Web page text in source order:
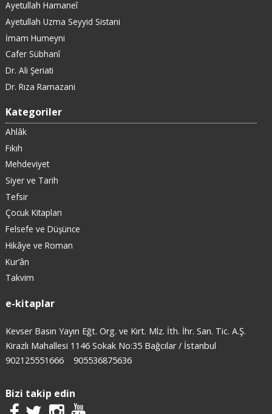
Ayetullah Hamaneî
Ayetullah Uzma Seyyid Sistani
İmam Humeyni
Cafer Sübhanî
Dr. Ali Şeriati
Dr. Rıza Ramazani
Kategoriler
Ahlâk
Fıkıh
Mehdeviyet
Siyer ve Tarih
Tefsir
Çocuk Kitapları
Felsefe ve Düşünce
Hikâye ve Roman
Kur’ân
Takvim
e-kitaplar
Kevser Basın Yayın Eğt. Org. ve Kırt. Mlz. İth. İhr. San. Tic. A.Ş.
Kirazlı Mahallesi 1146 Sokak No:35 Bağcılar / İstanbul
902125551666
905536875636
Bizi takip edin